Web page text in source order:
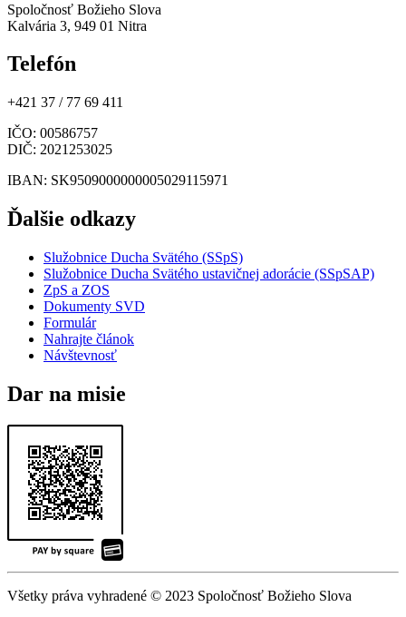
Spoločnosť Božieho Slova
Kalvária 3, 949 01 Nitra
Telefón
+421 37 / 77 69 411
IČO: 00586757
DIČ: 2021253025
IBAN: SK9509000000005029115971
Ďalšie odkazy
Služobnice Ducha Svätého (SSpS)
Služobnice Ducha Svätého ustavičnej adorácie (SSpSAP)
ZpS a ZOS
Dokumenty SVD
Formulár
Nahrajte článok
Návštevnosť
Dar na misie
Všetky práva vyhradené © 2023 Spoločnosť Božieho Slova